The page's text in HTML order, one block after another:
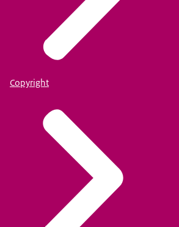
Copyright